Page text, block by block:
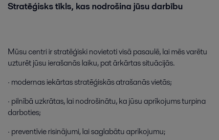
Stratēģiskstīkls, kas nodrošina jūsu darbību
Mūsucentriirstratēģiskinovietotivisā pasaulē,laimēsvarētu
uzturētjūsu ierašanāslaiku,patārkārtassituācijās.
· modernasiekārtasstratēģiskāsatrašanāsvietās;
· pilnībā uzkrātas,lainodrošinātu,ka jūsuaprīkojumsturpina
darboties;
· preventīvierisinājumi,laisaglabātuaprīkojumu;